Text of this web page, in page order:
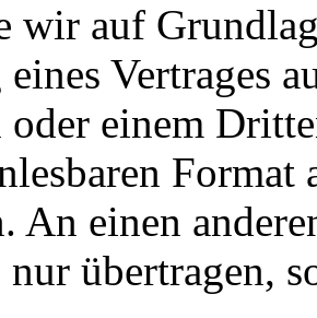
wir auf
Vertrages
einem
Format
An einen
nur übertragen,